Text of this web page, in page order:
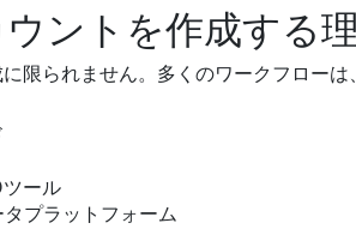
ントを作成する
限られません。多くのワークフロー
ール
プラットフォーム